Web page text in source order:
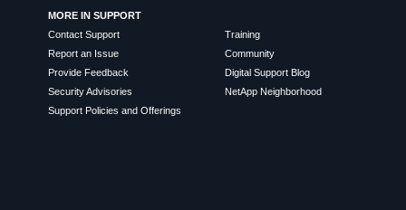
MORE IN SUPPORT
Contact Support
Report an Issue
Provide Feedback
Security Advisories
Support Policies and Offerings
Training
Community
Digital Support Blog
NetApp Neighborhood